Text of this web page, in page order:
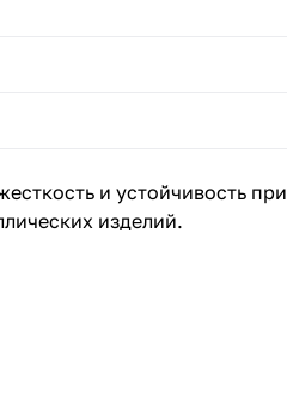
и устойчивость при
изделий.